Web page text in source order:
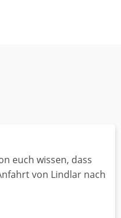
euch wissen, dass
von Lindlar nach